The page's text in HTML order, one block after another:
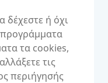
δέχεστε ή όχι
τα cookies,
τις
περιήγησής